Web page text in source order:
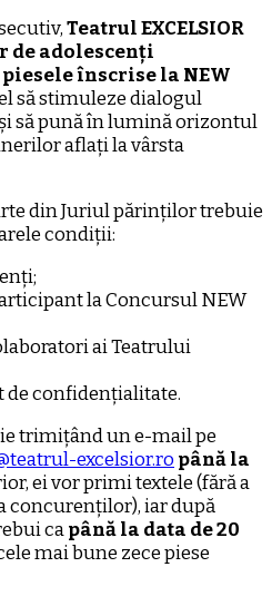
Teatrul EXCELSIOR
de adolescenți
înscrise la NEW
să stimuleze dialogul
să pună în lumină orizontul
aflați la vârsta
din Juriul părinților trebuie
condiții:
la Concursul NEW
ai Teatrului
de confidențialitate.
trimițând un e-mail pe
excelsior.ro până la
ei vor primi textele (fără a
concurenților), iar după
capână la data de 20
mai bune zece piese